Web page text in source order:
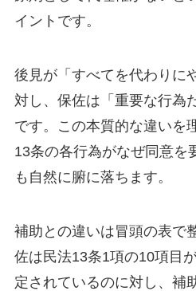
イントです。
後見が「すべてを代わりに
対し、保佐は「重要な行為
です。この本質的な違いを
13条の各行為がなぜ同意を
も自然に腑に落ちます。
補助との違いは冒頭の表で
佐は民法13条1項の10項目
定されているのに対し、補